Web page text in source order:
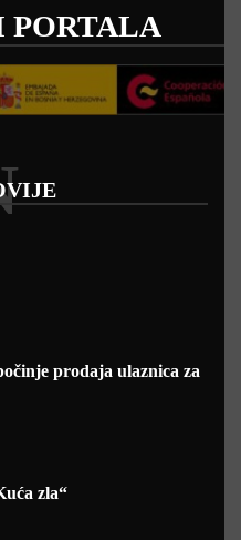
PORTALA
prodaja ulaznica za
zla“